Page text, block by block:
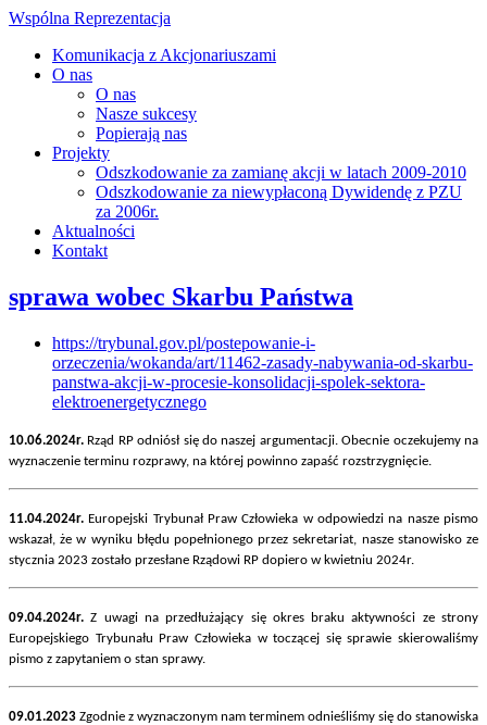
Wspólna Reprezentacja
Komunikacja z Akcjonariuszami
O nas
O nas
Nasze sukcesy
Popierają nas
Projekty
Odszkodowanie za zamianę akcji w latach 2009-2010
Odszkodowanie za niewypłaconą Dywidendę z PZU
za 2006r.
Aktualności
Kontakt
sprawa wobec Skarbu Państwa
https://trybunal.gov.pl/postepowanie-i-
orzeczenia/wokanda/art/11462-zasady-nabywania-od-skarbu-
panstwa-akcji-w-procesie-konsolidacji-spolek-sektora-
elektroenergetycznego
10.06.2024r. Rząd RP odniósł się do naszej argumentacji. Obecnie oczekujemy na
wyznaczenie terminu rozprawy, na której powinno zapaść rozstrzygnięcie.
11.04.2024r. Europejski Trybunał Praw Człowieka w odpowiedzi na nasze pismo
wskazał, że w wyniku błędu popełnionego przez sekretariat, nasze stanowisko ze
stycznia 2023 zostało przesłane Rządowi RP dopiero w kwietniu 2024r.
09.04.2024r. Z uwagi na przedłużający się okres braku aktywności ze strony
Europejskiego Trybunału Praw Człowieka w toczącej się sprawie skierowaliśmy
pismo z zapytaniem o stan sprawy.
09.01.2023 Zgodnie z wyznaczonym nam terminem odnieśliśmy się do stanowiska